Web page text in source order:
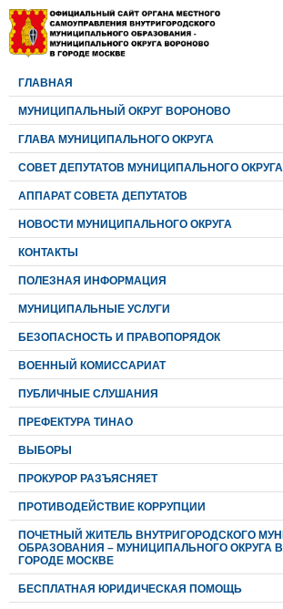
ГЛАВНАЯ
МУНИЦИПАЛЬНЫЙ ОКРУГ ВОРОНОВО
ГЛАВА МУНИЦИПАЛЬНОГО ОКРУГА
CОВЕТ ДЕПУТАТОВ МУНИЦИПАЛЬНОГО
АППАРАТ СОВЕТА ДЕПУТАТОВ
НОВОСТИ МУНИЦИПАЛЬНОГО ОКРУГА
КОНТАКТЫ
ПОЛЕЗНАЯ ИНФОРМАЦИЯ
МУНИЦИПАЛЬНЫЕ УСЛУГИ
БЕЗОПАСНОСТЬ И ПРАВОПОРЯДОК
ВОЕННЫЙ КОМИССАРИАТ
ПУБЛИЧНЫЕ СЛУШАНИЯ
ПРЕФЕКТУРА ТИНАО
ВЫБОРЫ
ПРОКУРОР РАЗЪЯСНЯЕТ
ПРОТИВОДЕЙСТВИЕ КОРРУПЦИИ
ПОЧЕТНЫЙ ЖИТЕЛЬ ВНУТРИГОРОДСКОГО
ОБРАЗОВАНИЯ – МУНИЦИПАЛЬНОГО ОКРУГА
ГОРОДЕ МОСКВЕ
БЕСПЛАТНАЯ ЮРИДИЧЕСКАЯ ПОМОЩЬ